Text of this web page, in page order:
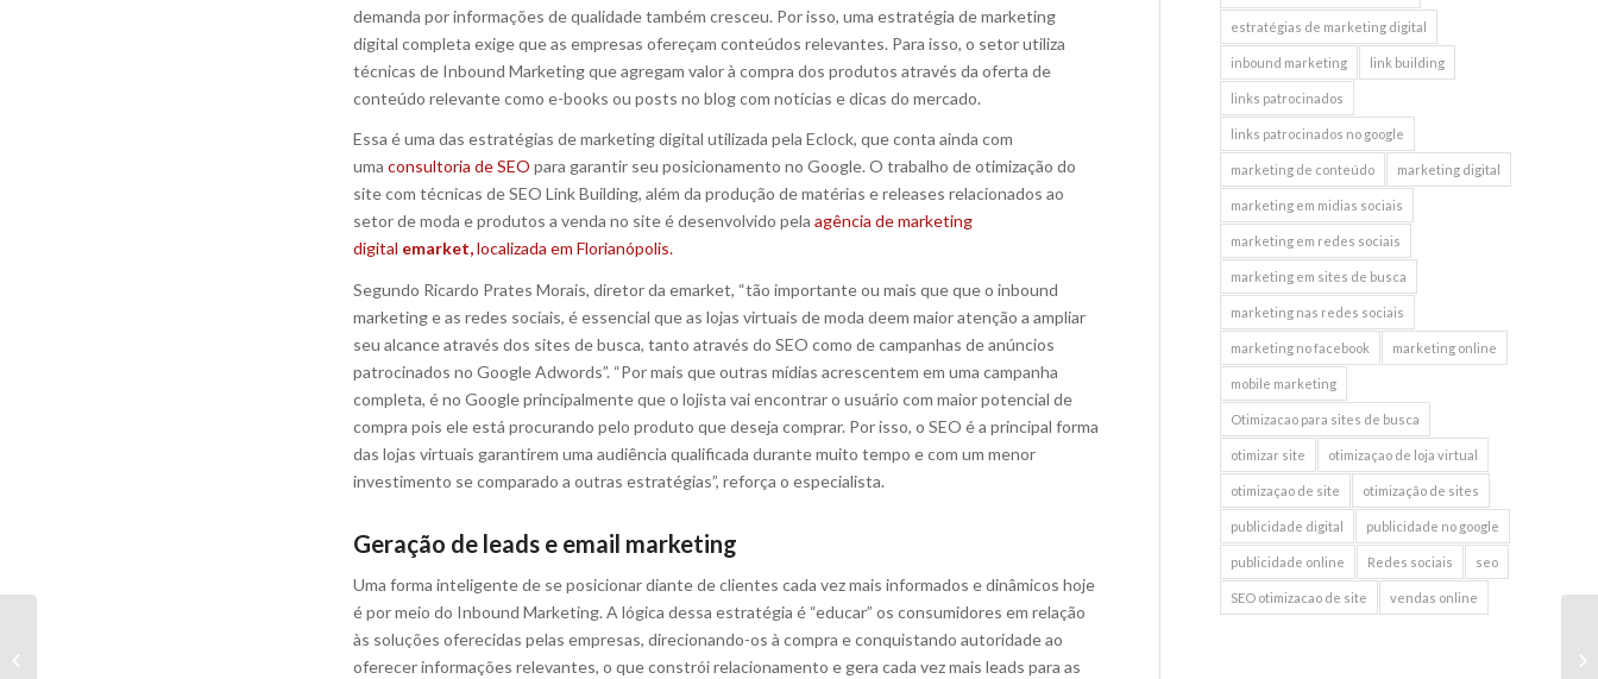
demanda por informações de qualidade também cresceu. Por isso, uma estratégia de marketing
digital completa exige que as empresas ofereçam conteúdos relevantes. Para isso, o setor utiliza
técnicas de Inbound Marketing que agregam valor à compra dos produtos através da oferta de
conteúdo relevante como e-books ou posts no blog com notícias e dicas do mercado.
Essa é uma das estratégias de marketing digital utilizada pela Eclock, que conta ainda com
uma consultoria de SEO para garantir seu posicionamento no Google. O trabalho de otimização do
site com técnicas de SEO Link Building, além da produção de matérias e releases relacionados ao
setor de moda e produtos a venda no site é desenvolvido pela agência de marketing
digital emarket,localizada em Florianópolis.
Segundo Ricardo Prates Morais, diretor da emarket, “tão importante ou mais que que o inbound
marketing e as redes sociais, é essencial que as lojas virtuais de moda deem maior atenção a ampliar
seu alcance através dos sites de busca, tanto através do SEO como de campanhas de anúncios
patrocinados no Google Adwords”. “Por mais que outras mídias acrescentem em uma campanha
completa, é no Google principalmente que o lojista vai encontrar o usuário com maior potencial de
compra pois ele está procurando pelo produto que deseja comprar. Por isso, o SEO é a principal forma
das lojas virtuais garantirem uma audiência qualificada durante muito tempo e com um menor
investimento se comparado a outras estratégias”, reforça o especialista.
Geração de leads e email marketing
Uma forma inteligente de se posicionar diante de clientes cada vez mais informados e dinâmicos hoje
é por meio do Inbound Marketing. A lógica dessa estratégia é “educar” os consumidores em relação
às soluções oferecidas pelas empresas, direcionando-os à compra e conquistando autoridade ao
oferecer informações relevantes, o que constrói relacionamento e gera cada vez mais leads para as
estratégias de marketing digital
inbound marketing link building
links patrocinados
links patrocinados no google
marketing de conteúdo marketing digital
marketing em midias sociais
marketing em redes sociais
marketing em sites de busca
marketing nas redes sociais
marketing no facebook marketing online
mobile marketing
Otimizacao para sites de busca
otimizar site otimizaçao de loja virtual
otimizaçao de site otimização de sites
publicidade digital publicidade no google
publicidade online Redes sociais seo
SEO otimizacao de site vendas online